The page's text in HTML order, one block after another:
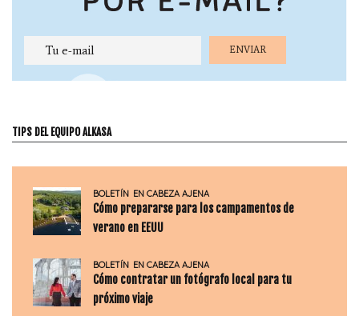
TIPS DEL EQUIPO ALKASA
BOLETÍN EN CABEZA AJENA
Cómo prepararse para los campamentos de
verano en EEUU
BOLETÍN EN CABEZA AJENA
Cómo contratar un fotógrafo local para tu
próximo viaje